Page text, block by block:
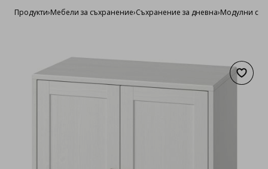
Продукти›Мебели за съхранение›Съхранение за дневна›Модулни